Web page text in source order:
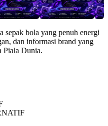
bola yang penuh energi
dan informasi brand yang
Piala Dunia.